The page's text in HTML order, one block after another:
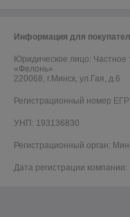
Информация для
Юридическое лицо: Частное
«Фелонь»
220068, г.Минск, ул.Гая, д.6
Регистрационный номер
УНП: 193136830
Регистрационный орган:
Дата регистрации компании: